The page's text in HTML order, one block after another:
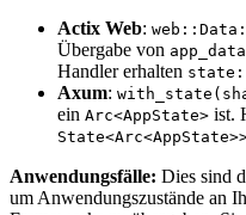
Actix Web:
Übergabe von
Handler erhalten state:
Axum:
ein Arc<AppState> ist.
Anwendungsfälle: Dies sind
um Anwendungszustände an